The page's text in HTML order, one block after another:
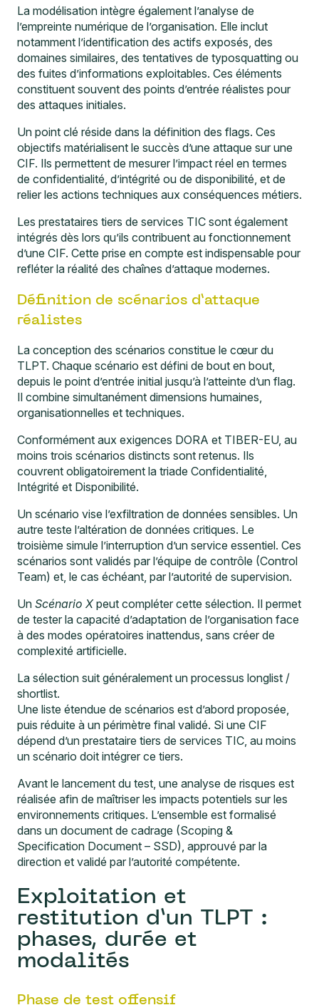
La modélisation intègre également l’analyse de
l’empreinte numérique de l’organisation. Elle inclut
notamment l’identification des actifs exposés, des
domaines similaires, des tentatives de typosquatting ou
des fuites d’informations exploitables. Ces éléments
constituent souvent des points d’entrée réalistes pour
des attaques initiales.
Un point clé réside dans la définition des flags. Ces
objectifs matérialisent le succès d’une attaque sur une
CIF. Ils permettent de mesurer l’impact réel en termes
de confidentialité, d’intégrité ou de disponibilité, et de
relier les actions techniques aux conséquences métiers.
Les prestataires tiers de services TIC sont également
intégrés dès lors qu’ils contribuent au fonctionnement
d’une CIF. Cette prise en compte est indispensable pour
refléter la réalité des chaînes d’attaque modernes.
Définition de scénarios d’attaque
réalistes
La conception des scénarios constitue le cœur du
TLPT. Chaque scénario est défini de bout en bout,
depuis le point d’entrée initial jusqu’à l’atteinte d’un flag.
Il combine simultanément dimensions humaines,
organisationnelles et techniques.
Conformément aux exigences DORA et TIBER-EU, au
moins trois scénarios distincts sont retenus. Ils
couvrent obligatoirement la triade Confidentialité,
Intégrité et Disponibilité.
Un scénario vise l’exfiltration de données sensibles. Un
autre teste l’altération de données critiques. Le
troisième simule l’interruption d’un service essentiel. Ces
scénarios sont validés par l’équipe de contrôle (Control
Team) et, le cas échéant, par l’autorité de supervision.
Un Scénario Xpeut compléter cette sélection. Il permet
de tester la capacité d’adaptation de l’organisation face
à des modes opératoires inattendus, sans créer de
complexité artificielle.
La sélection suit généralement un processus longlist /
shortlist.
Une liste étendue de scénarios est d’abord proposée,
puis réduite à un périmètre final validé. Si une CIF
dépend d’un prestataire tiers de services TIC, au moins
un scénario doit intégrer ce tiers.
Avant le lancement du test, une analyse de risques est
réalisée afin de maîtriser les impacts potentiels sur les
environnements critiques. L’ensemble est formalisé
dans un document de cadrage (Scoping &
Specification Document – SSD), approuvé par la
direction et validé par l’autorité compétente.
Exploitation et
restitution d’un TLPT :
phases, durée et
modalités
Phase de test offensif